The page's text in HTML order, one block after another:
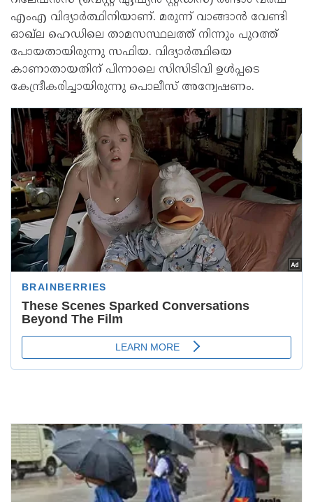
എംഎ വിദ്യാർത്ഥിനിയാണ്. മരുന്ന് വാങ്ങാൻ വേണ്ടി
ഓഖ്ല ഹെഡിലെ താമസസ്ഥലത്ത് നിന്നും പുറത്ത്
പോയതായിരുന്നു സഫിയ. വിദ്യാർത്ഥിയെ
കാണാതായതിന് പിന്നാലെ സിസിടിവി ഉൾപ്പടെ
കേന്ദ്രീകരിച്ചായിരുന്നു പൊലീസ് അന്വേഷണം.